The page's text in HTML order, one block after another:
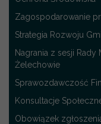
Zagospodarowanie
Strategia Rozwoju
Nagrania z sesji Rady
Żelechowie
Sprawozdawczość
Konsultacje
Obowiązek